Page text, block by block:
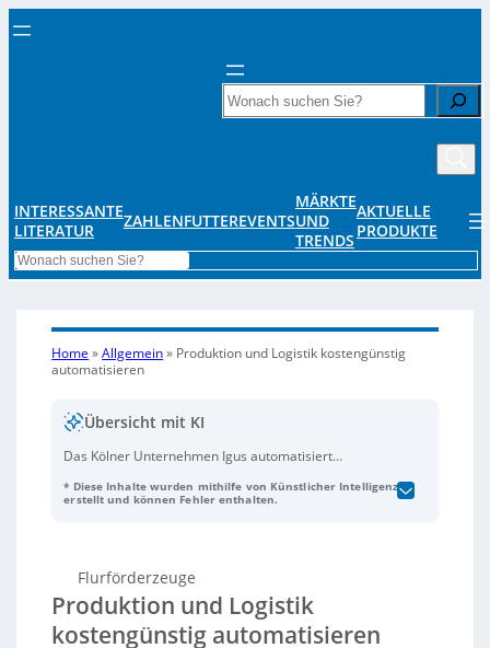
Search
INTERESSANTE
LITERATUR
ZAHLENFUTTEREVENTS
MÄRKTE
UND
TRENDS
AKTUELLE
PRODUKTE
Search
Home »Allgemein» Produktion und Logistik kostengünstig
automatisieren
Übersicht mit KI
Das Kölner Unternehmen Igus automatisiert
Komponenten, um Produktions- und Logistikprozesse
amortisieren sich schon nach zwei Monaten. Durch
die Initiative „No Boring Jobs“ automatisiert Igus
monotone Tätigkeiten und bildet Mitarbeiter für
anspruchsvollere Aufgaben weiter, um dem
* Diese Inhalte wurden mithilfe von Künstlicher Intelligenz
erstellt und können Fehler enthalten.
Flurförderzeuge
Produktion und Logistik
kostengünstig automatisieren